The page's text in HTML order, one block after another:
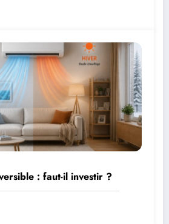
: faut-il investir ?